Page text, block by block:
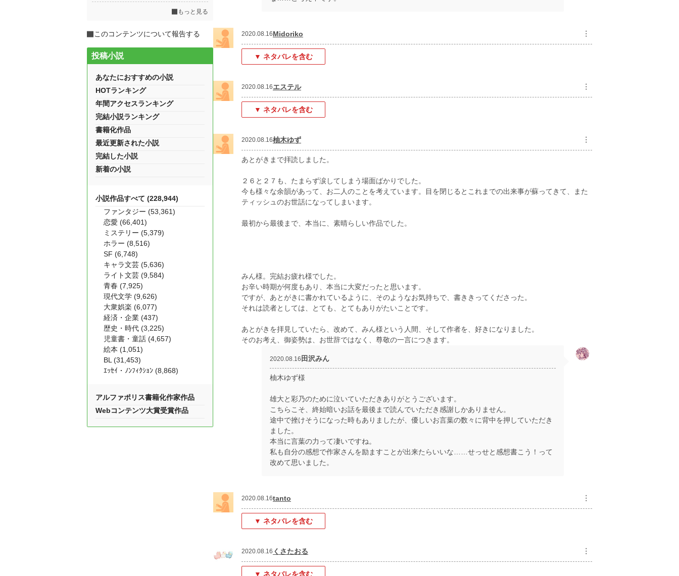
2020.08.16Midoriko ︙
▼ ネタバレを含む
2020.08.16エステル ︙
▼ ネタバレを含む
2020.08.16柚木ゆず ︙
あとがきまで拝読しました。
２６と２７も、たまらず涙してしまう場面ばかりでした。
今も様々な余韻があって、お二人のことを考えています。目を閉じるとこれまでの出来事が蘇ってきて、また
ティッシュのお世話になってしまいます。
最初から最後まで、本当に、素晴らしい作品でした。
みん様。完結お疲れ様でした。
お辛い時期が何度もあり、本当に大変だったと思います。
ですが、あとがきに書かれているように、そのようなお気持ちで、書ききってくださった。
それは読者としては、とても、とてもありがたいことです。
あとがきを拝見していたら、改めて、みん様という人間、そして作者を、好きになりました。
そのお考え、御姿勢は、お世辞ではなく、尊敬の一言につきます。
2020.08.16 田沢みん
柚木ゆず様
雄大と彩乃のために泣いていただきありがとうございます。
こちらこそ、終始暗いお話を最後まで読んでいただき感謝しかありません。
途中で挫けそうになった時もありましたが、優しいお言葉の数々に背中を押していただき
ました。
本当に言葉の力って凄いですね。
私も自分の感想で作家さんを励ますことが出来たらいいな……せっせと感想書こう！って
改めて思いました。
2020.08.16tanto ︙
▼ ネタバレを含む
2020.08.16 くさたおる ︙
▼ ネタバレを含む
もっと見る
このコンテンツについて報告する
投稿小説
あなたにおすすめの小説
HOTランキング
年間アクセスランキング
完結小説ランキング
書籍化作品
最近更新された小説
完結した小説
新着の小説
小説作品すべて (228,944)
ファンタジー (53,361)
恋愛 (66,401)
ミステリー (5,379)
ホラー (8,516)
SF (6,748)
キャラ文芸 (5,636)
ライト文芸 (9,584)
青春 (7,925)
現代文学 (9,626)
大衆娯楽 (6,077)
経済・企業 (437)
歴史・時代 (3,225)
児童書・童話 (4,657)
絵本 (1,051)
BL (31,453)
ｴｯｾｲ・ﾉﾝﾌｨｸｼｮﾝ (8,868)
アルファポリス書籍化作家作品
Webコンテンツ大賞受賞作品